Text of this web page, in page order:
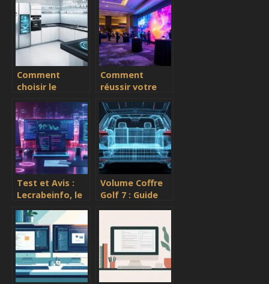
solutions de
télécommunications
?
ce qu’il faut
savoir
Comment
choisir le
électroménager
pour votre
maison
Comment
réussir votre
avec une
location d’écran
géant sur
mesure
Test et Avis :
Lecrabeinfo, le
d’informatique
qui vous
accompagne au
quotidien
Volume Coffre
Golf 7 : Guide
pour optimiser
vos
chargements